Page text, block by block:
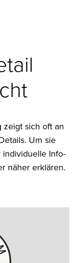
zeigt sich oft an
Um sie
Info-
näher erklären.